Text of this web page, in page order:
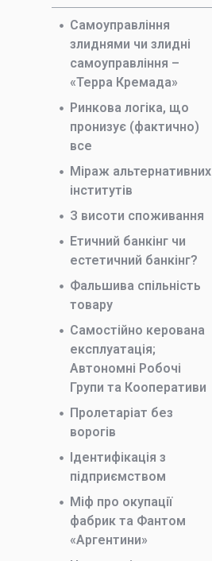
Самоуправління
злиднями чи злидні
самоуправління –
«Терра Кремада»
Ринкова логіка, що
пронизує (фактично)
все
Міраж альтернативних
інститутів
З висоти споживання
Етичний банкінг чи
естетичний банкінг?
Фальшива спільність
товару
Самостійно керована
експлуатація;
Автономні Робочі
Групи та Кооперативи
Пролетаріат без
ворогів
Ідентифікація з
підприємством
Міф про окупації
фабрик та Фантом
«Аргентини»